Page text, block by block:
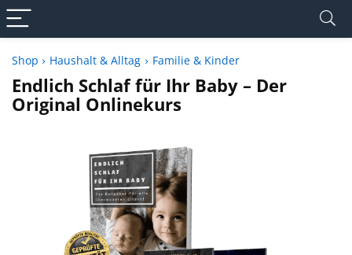
Shop Haushalt & Alltag Familie & Kinder
Endlich Schlaf für Ihr Baby – Der
Original Onlinekurs